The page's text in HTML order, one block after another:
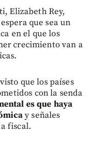
Elizabeth Rey,
que sea un
en el que los
crecimiento van a
que los países
con la senda
es que haya
y señales
fiscal.